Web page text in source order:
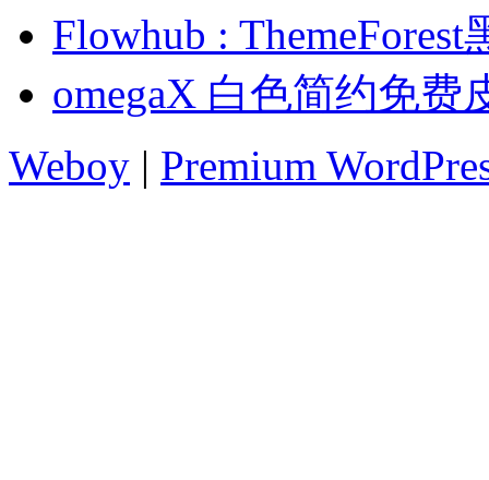
Flowhub :
omegaX 白色简约免费
Weboy | Premium